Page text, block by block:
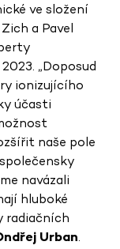
ve složení
a Pavel
„Doposud
ionizujícího
účasti
naše pole
navázali
hluboké
radiačních
Urban.